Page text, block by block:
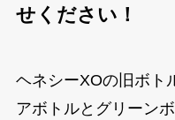
せください！
ヘネシーXOの旧ボト
アボトルとグリーン